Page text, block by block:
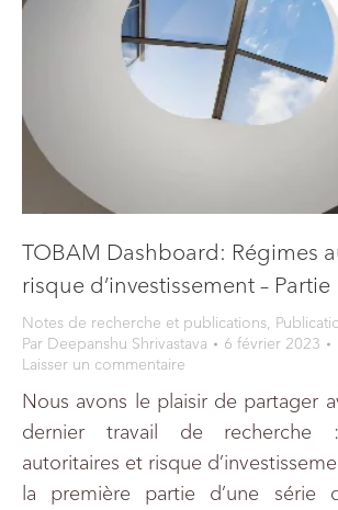
TOBAM Dashboard: Régimes
risque d’investissement – Partie
Notes de recherche et publications,
Par Deepanshu Shrivastava
6 février 2023
Laisser un commentaire
Nous avons le plaisir de partager
dernier travail de recherche
autoritaires et risque
la première partie d’une série